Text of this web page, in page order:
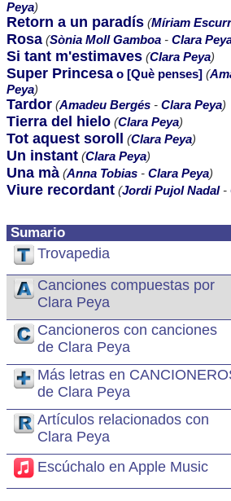
Sumario
Trovapedia
Canciones compuestas por
Clara Peya
Cancioneros con canciones
de Clara Peya
Más letras en
de Clara Peya
Artículos relacionados con
Clara Peya
Escúchalo en Apple Music
Peya)
Retorn a un paradís (Míriam
Rosa (Sònia Moll Gamboa - Clara
Si tant m'estimaves (Clara Peya)
Super Princesa o [Què penses] (
Peya)
Tardor (Amadeu Bergés - Clara Peya)
Tierra del hielo (Clara Peya)
Tot aquest soroll (Clara Peya)
Un instant (Clara Peya)
Una mà (Anna Tobias - Clara Peya)
Viure recordant (Jordi Pujol Nadal-